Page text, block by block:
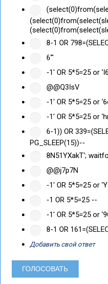
8-1 OR
6'"
-1' OR 5*5=25 or
@@Q3IsV
-1' OR 5*5=25 or
-1' OR 5*5=25 or
6-1)) OR
PG_SLEEP(15))--
8N51YXakT';
@@j7p7N
-1' OR 5*5=25 or
-1 OR 5*5=25 --
-1' OR 5*5=25 or
8-1 OR
Добавить свой ответ